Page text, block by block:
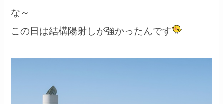
な～
この日は結構陽射しが強かったんです